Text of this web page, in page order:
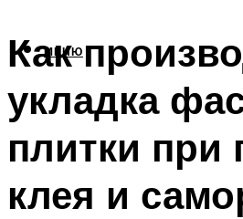
МЕНЮ
Как
укладка
плитки
клея и